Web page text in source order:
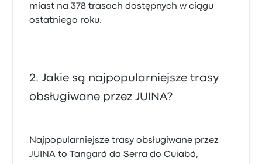
miast na 378 trasach dostępnych w ciągu
ostatniego roku.
Jakie są najpopularniejsze trasy
obsługiwane przez JUINA?
Najpopularniejsze trasy obsługiwane przez
JUINA to Tangará da Serra do Cuiabá,